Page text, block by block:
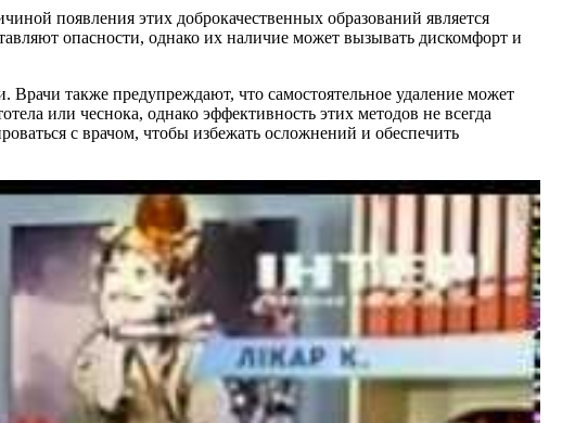
появления этих доброкачественных образований является
опасности, однако их наличие может вызывать дискомфорт и
также предупреждают, что самостоятельное удаление может
или чеснока, однако эффективность этих методов не всегда
с врачом, чтобы избежать осложнений и обеспечить